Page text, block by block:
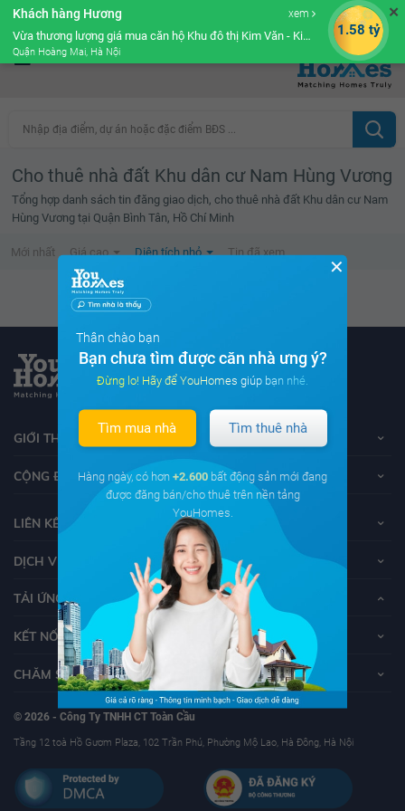
Cộng đồng Môi giới bPRO
Nhập địa điểm, dự án hoặc đặc điểm BĐS ...
Cho thuê nhà đất Khu dân cư Nam Hùng Vương
Tổng hợp danh sách tin đăng giao dịch, cho thuê nhà đất Khu dân cư Nam
Hùng Vương tại Quận Bình Tân, Hồ Chí Minh
Mới nhất Giá cao Diện tích nhỏ Tin đã xem
Không tìm thấy tin bất động sản nào
GIỚI THIỆU VỀ YOUHOMES
CỘNG ĐỒNG YOUHOMERS
LIÊN KẾT
DỊCH VỤ KHÁCH HÀNG
TẢI ỨNG DỤNG YOUHOMES
KẾT NỐI VỚI YOUHOMES
CHĂM SÓC KHÁCH HÀNG
© 2026 - Công Ty TNHH CT Toàn Cầu
Tầng 12 toà Hồ Gươm Plaza, 102 Trần Phú, Phường Mộ Lao, Hà Đông, Hà Nội
✕
Thân chào bạn
Bạn chưa tìm được căn nhà ưng ý?
Đừng lo! Hãy để YouHomes giúp bạn nhé.
Tìm mua nhà Tìm thuê nhà
Hàng ngày, có hơn +2.600 bất động sản mới đang
được đăng bán/cho thuê trên nền tảng
YouHomes.
✕
Khách hàng Hương xem
Vừa thương lượng giá mua căn hộ Khu đô thị Kim Văn - Kim Lũ Golden Silk
Quận Hoàng Mai, Hà Nội
1.58 tỷ